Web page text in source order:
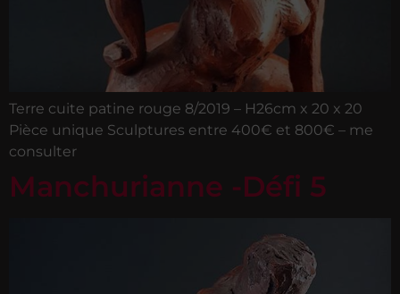
Terre cuite patine rouge 8/2019 – H26cm x 20 x 20
Pièce unique Sculptures entre 400€ et 800€ – me
consulter
Manchurianne -Défi 5